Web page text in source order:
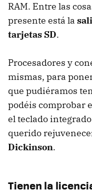
RAM. Entre las
presente está la
tarjetas SD.
Procesadores y
mismas, para
que pudiéramos
podéis comprobar
el teclado
querido
Dickinson.
Tienen la